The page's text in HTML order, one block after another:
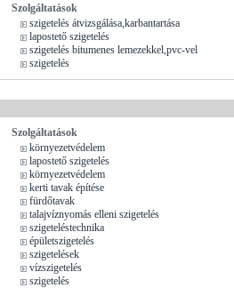
Szolgáltatások
szigetelés átvizsgálása,karbantartása
lapostető szigetelés
szigetelés bitumenes lemezekkel,pvc-vel
szigetelés
Szolgáltatások
környezetvédelem
lapostető szigetelés
környezetvédelem
kerti tavak építése
fürdőtavak
talajvíznyomás elleni szigetelés
szigeteléstechnika
épületszigetelés
szigetelések
vízszigetelés
szigetelés